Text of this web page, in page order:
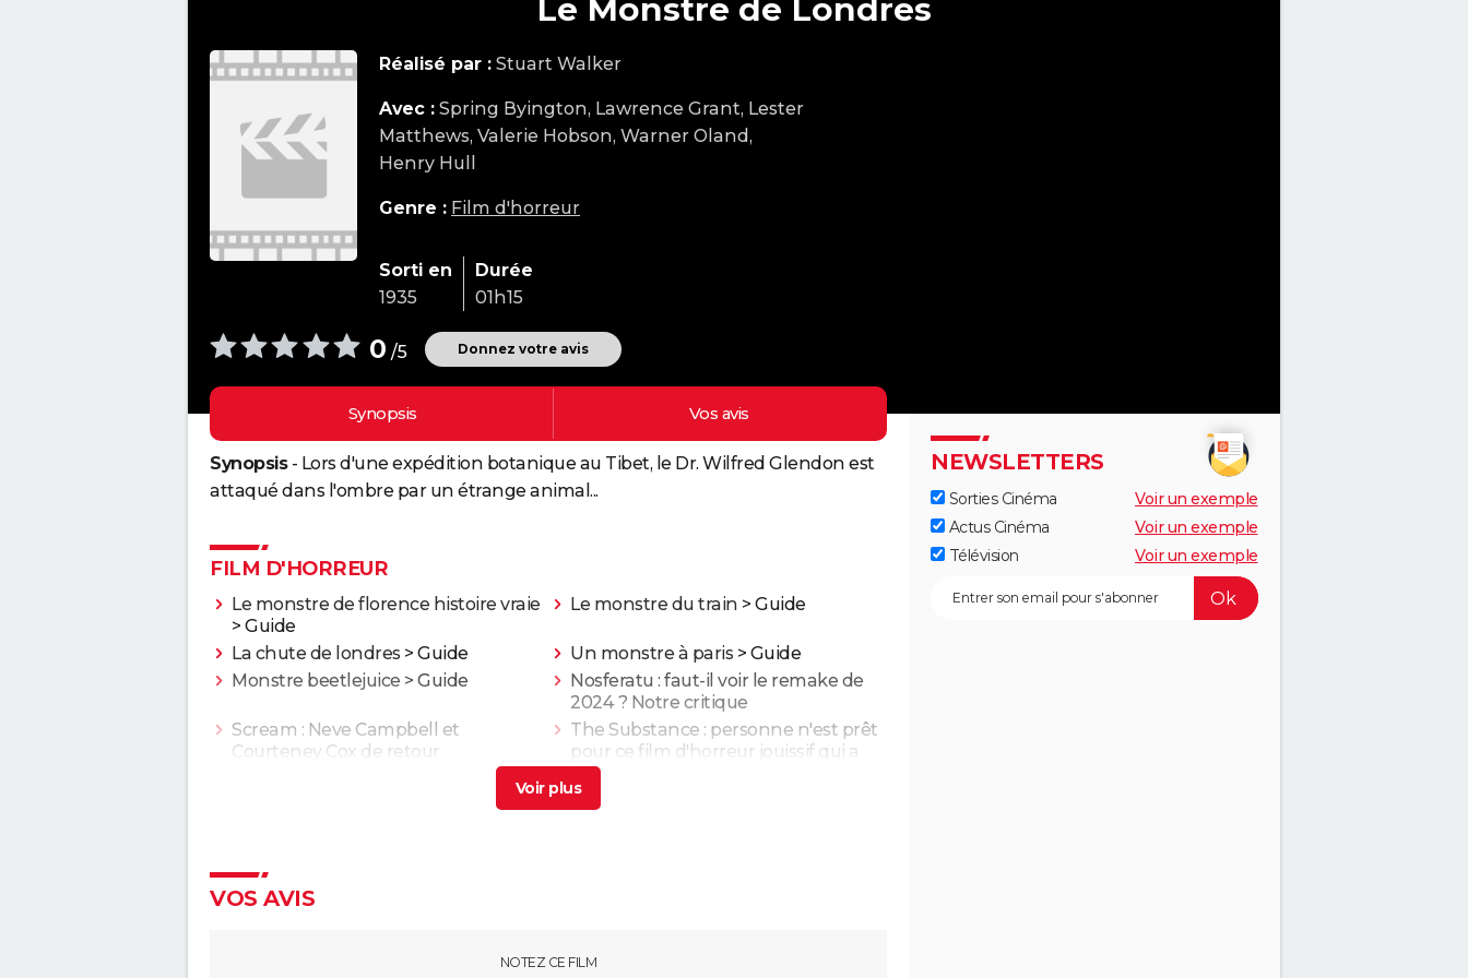
Le Monstre de Londres
Réalisé par : Stuart Walker
Avec : Spring Byington, Lawrence Grant, Lester
Matthews, Valerie Hobson, Warner Oland,
Henry Hull
Genre : Film d'horreur
Sorti en
1935
Durée
01h15
0 /5 Donnez votre avis
Synopsis Vos avis
Synopsis- Lors d'une expédition botanique au Tibet, le Dr. Wilfred Glendon est
attaqué dans l'ombre par un étrange animal...
FILM D'HORREUR
Le monstre de florence histoire vraie
> Guide
Le monstre du train > Guide
La chute de londres > Guide Un monstre à paris > Guide
Monstre beetlejuice > Guide
Nosferatu : faut-il voir le remake de
2024 ? Notre critique
Scream : Neve Campbell et
Courteney Cox de retour
The Substance : personne n'est prêt
pour ce film d'horreur jouissif qui a
secoué le Festival de Cannes
Black Phone
casting, bande-annonce,
streaming...
Evil Dead 2
VOS AVIS
NOTEZ CE FILM
NEWSLETTERS
Sorties Cinéma
Voir un exemple
Actus Cinéma
Voir un exemple
Télévision
Voir un exemple